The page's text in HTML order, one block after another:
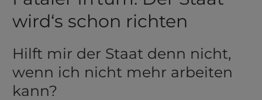
wird‘s schon richten
Hilft mir der Staat denn nicht,
wenn ich nicht mehr ar­beiten
kann?